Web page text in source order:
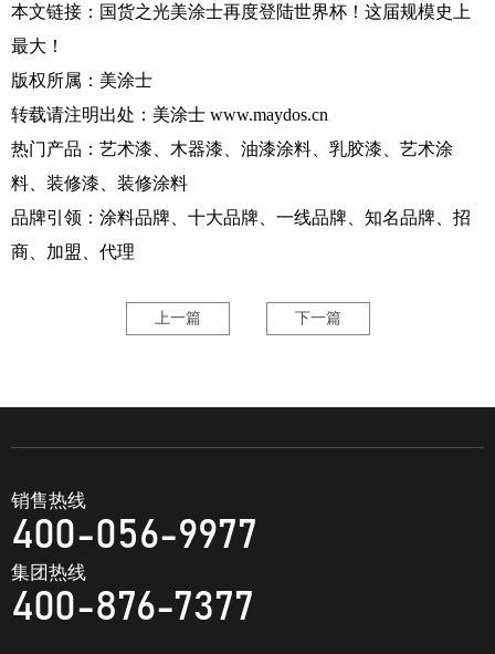
本文链接： 国货之光美涂士再度登陆世界杯！这届规模史上
最大！
版权所属： 美涂士
转载请注明出处： 美涂士 www.maydos.cn
热门产品：艺术漆、木器漆、油漆涂料、乳胶漆、艺术涂
料、装修漆、装修涂料
品牌引领：涂料品牌、十大品牌、一线品牌、知名品牌、招
商、加盟、代理
上一篇 下一篇
销售热线
400-056-9977
集团热线
400-876-7377